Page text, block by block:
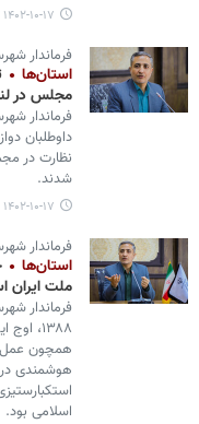
۱۴۰۲-۱۰-۱۷ ۲۲:۴۲
فرماندار
استان‌ها
مجلس در
فرماندار
داوطلبان
شدند.
۱۴۰۲-۱۰-۱۷ ۱۰:۲۷
فرماندار
استان‌ها
ملت ایران
۱۳۸۸،
همچون عمل
هوشمندی در
اسلامی بود.